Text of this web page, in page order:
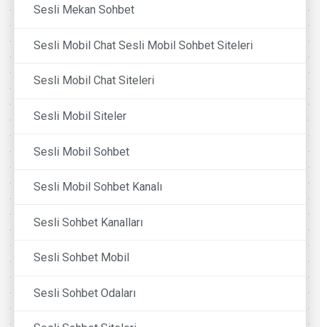
Sesli Mekan Sohbet
Sesli Mobil Chat Sesli Mobil Sohbet Siteleri
Sesli Mobil Chat Siteleri
Sesli Mobil Siteler
Sesli Mobil Sohbet
Sesli Mobil Sohbet Kanalı
Sesli Sohbet Kanalları
Sesli Sohbet Mobil
Sesli Sohbet Odaları